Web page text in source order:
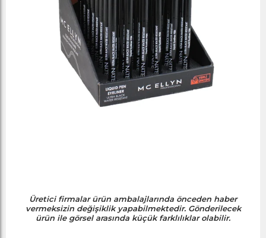
Üretici firmalar ürün ambalajlarında önceden haber
vermeksizin değişiklik yapabilmektedir. Gönderilecek
ürün ile görsel arasında küçük farklılıklar olabilir.